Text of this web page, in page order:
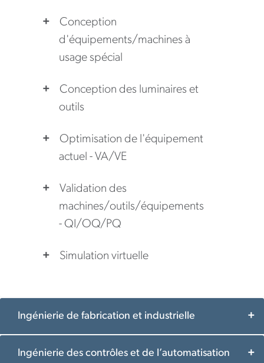
Conception
d'équipements/machines à
usage spécial
Conception des luminaires et
outils
Optimisation de l'équipement
actuel - VA/VE
Validation des
machines/outils/équipements
- QI/OQ/PQ
Simulation virtuelle
Ingénierie de fabrication et industrielle
Ingénierie des contrôles et de l’automatisation